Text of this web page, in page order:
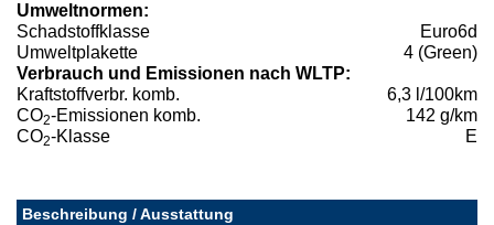
Umweltnormen:
Schadstoffklasse
Euro6d
Umweltplakette
4 (Green)
Verbrauch und Emissionen nach WLTP:
Kraftstoffverbr. komb.
6,3 l/100km
CO2-Emissionen komb.
142 g/km
CO2-Klasse E
Beschreibung / Ausstattung